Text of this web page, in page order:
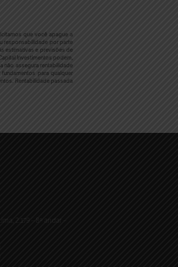
que você apague a
responsabilidade por parte
estimativas e previsões de
Investimentos podem,
não assegura rentabilidade
para qualquer
Rentabilidade passada
2.179 – 8º andar –